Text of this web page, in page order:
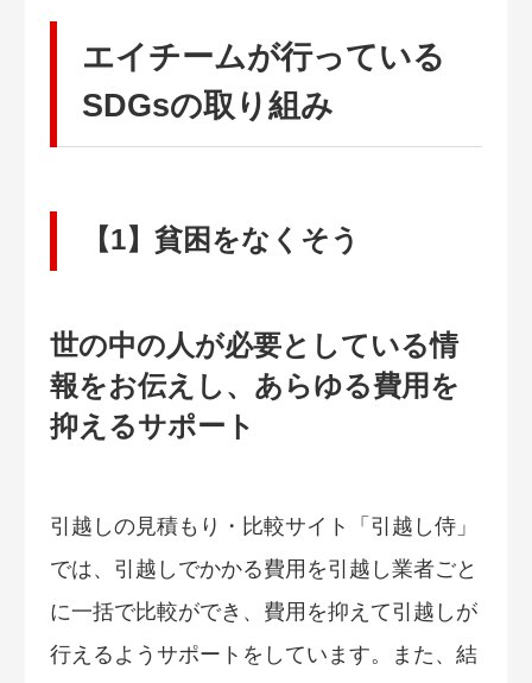
エイチームが行っている
SDGsの取り組み
【1】貧困をなくそう
世の中の人が必要としている情
報をお伝えし、あらゆる費用を
抑えるサポート
引越しの見積もり・比較サイト「引越し侍」
では、引越しでかかる費用を引越し業者ごと
に一括で比較ができ、費用を抑えて引越しが
行えるようサポートをしています。また、結